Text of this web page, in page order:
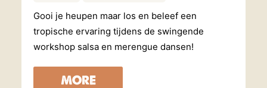
Gooi je heupen maar los en beleef een
tropische ervaring tijdens de swingende
workshop salsa en merengue dansen!
MORE